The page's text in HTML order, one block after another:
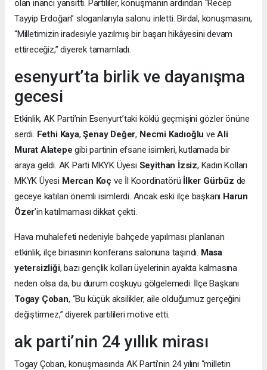
olan inancı yansıttı. Partililer, konuşmanın ardından “Recep
Tayyip Erdoğan” sloganlarıyla salonu inletti. Birdal, konuşmasını,
“Milletimizin iradesiyle yazılmış bir başarı hikâyesini devam
ettireceğiz,” diyerek tamamladı.
esenyurt’ta birlik ve dayanışma
gecesi
Etkinlik, AK Parti’nin Esenyurt’taki köklü geçmişini gözler önüne
serdi. Fethi Kaya,Şenay Değer, Necmi Kadıoğlu veAli
Murat Alatepe gibi partinin efsane isimleri, kutlamada bir
araya geldi. AK Parti MKYK Üyesi Seyithan İzsiz, Kadın Kolları
MKYK Üyesi Mercan Koç ve İl Koordinatörü İlker Gürbüz de
geceye katılan önemli isimlerdi. Ancak eski ilçe başkanı Harun
Özer’in katılmaması dikkat çekti.
Hava muhalefeti nedeniyle bahçede yapılması planlanan
etkinlik, ilçe binasının konferans salonuna taşındı. Masa
yetersizliği, bazı gençlik kolları üyelerinin ayakta kalmasına
neden olsa da, bu durum coşkuyu gölgelemedi. İlçe Başkanı
Togay Çoban, “Bu küçük aksilikler, aile olduğumuz gerçeğini
değiştirmez,” diyerek partilileri motive etti.
ak parti’nin 24 yıllık mirası
Togay Çoban, konuşmasında AK Parti’nin 24 yılını “milletin